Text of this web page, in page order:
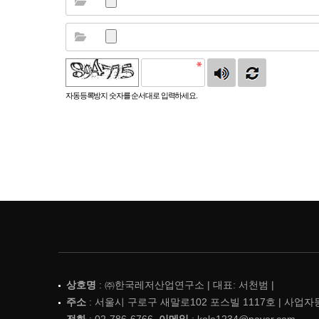
자동등록방지 숫자를 순서대로 입력하세요.
상호명 : ㈜한국레저산업연구소 | 대표: 서천범 |
주소 : 서울시 구로구 새말로102 포스빌 1117호 | 사업